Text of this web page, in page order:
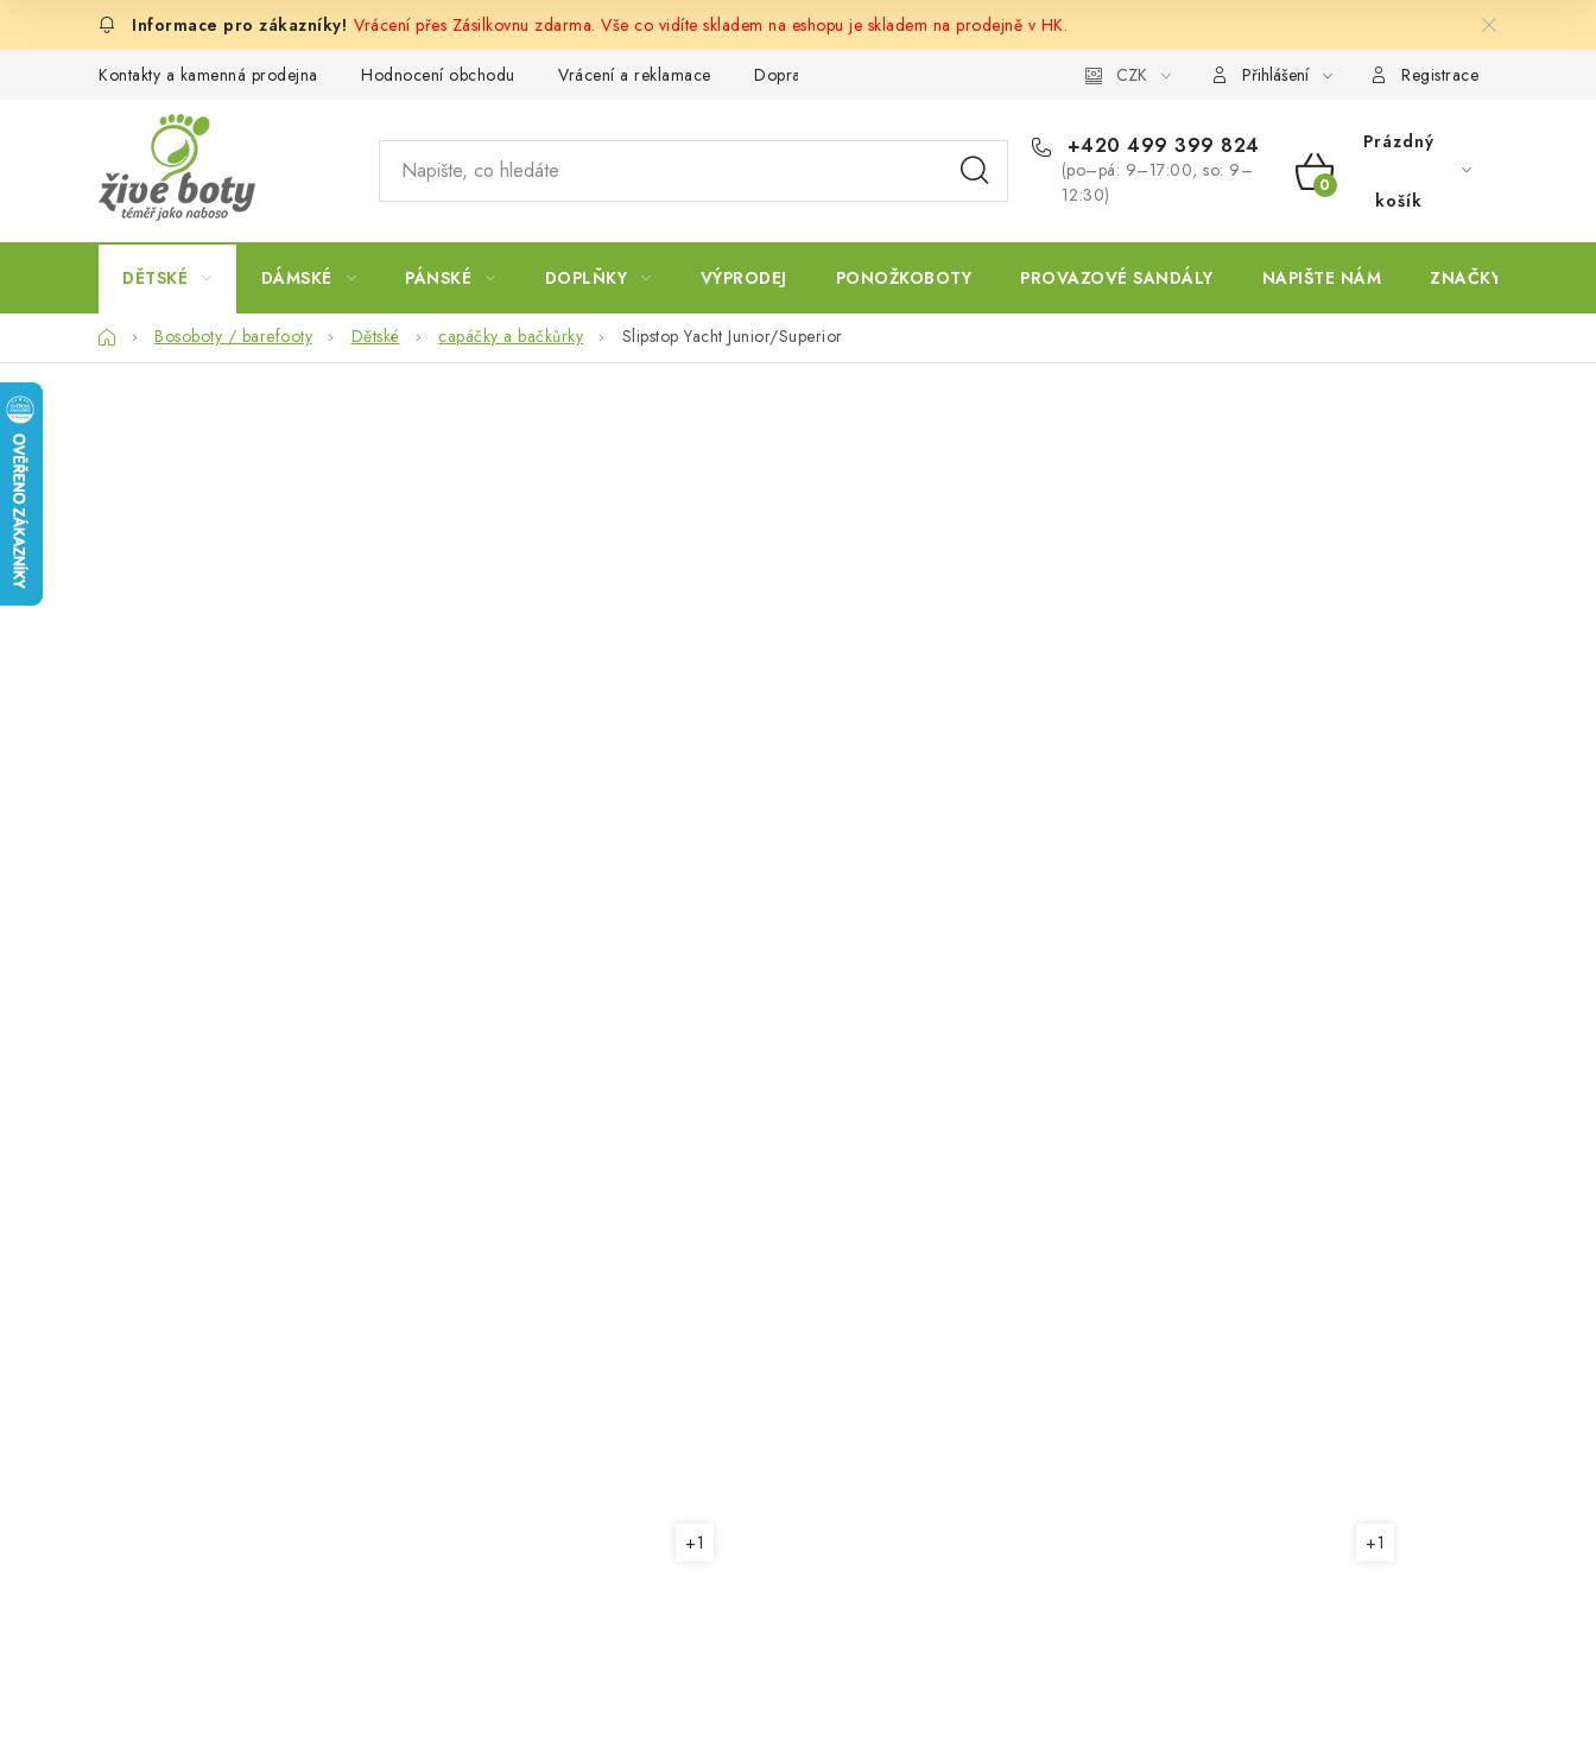
Vrácení přes Zásilkovnu zdarma. Vše co vidíte skladem na eshopu je skladem na prodejně v HK.
Kontakty a kamenná prodejna Hodnocení obchodu Vrácení a reklamace Doprava a platba CZK Přihlášení Registrace
+420 499 399 824
(po–pá: 9–17:00, so: 9–
12:30)
NÁKUPNÍ
KOŠÍK
Prázdný
košík
DĚTSKÉ DÁMSKÉ PÁNSKÉ DOPLŇKY VÝPRODEJ PONOŽKOBOTY PROVAZOVÉ SANDÁLY NAPIŠTE NÁM ZNAČKY
DomůBosoboty / barefooty Dětské capáčky a bačkůrky Slipstop Yacht Junior/Superior